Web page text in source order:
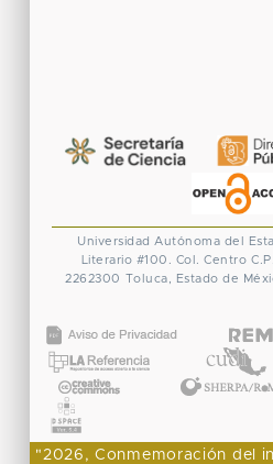
Universidad Autónoma del
Literario #100. Col. Centro
2262300 Toluca, Estado de
"2026, Conmemoración del